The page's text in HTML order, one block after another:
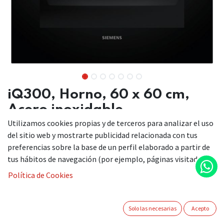
iQ300, Horno, 60 x 60 cm,
Acero inoxidable
Ahorra tiempo gracias al precalentamiento rápido y a la
pirólisis.
Precalentamiento rápido: alcanza rápidamente la
temperatura deseada para cocinar lo antes posible.
Autolimpieza pirolítica: sistema de limpieza automática
perfectCooking 3D: distribución uniforme del calor para
Utilizamos cookies propias y de terceros para analizar el uso
del sitio web y mostrarte publicidad relacionada con tus
preferencias sobre la base de un perfil elaborado a partir de
tus hábitos de navegación (por ejemplo, páginas visitadas).
Política de Cookies
Solo las necesarias Acepto